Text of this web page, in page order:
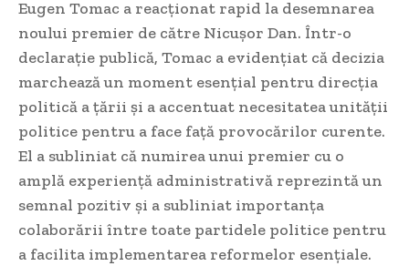
Eugen Tomac a reacționat rapid la desemnarea
noului premier de către Nicușor Dan. Într-o
declarație publică, Tomac a evidențiat că decizia
marchează un moment esențial pentru direcția
politică a țării și a accentuat necesitatea unității
politice pentru a face față provocărilor curente.
El a subliniat că numirea unui premier cu o
amplă experiență administrativă reprezintă un
semnal pozitiv și a subliniat importanța
colaborării între toate partidele politice pentru
a facilita implementarea reformelor esențiale.